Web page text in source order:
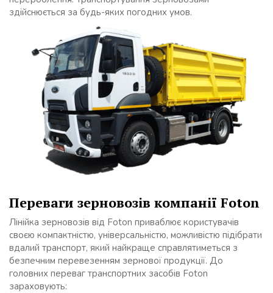
здійснюється за будь-яких погодних умов.
Переваги зерновозів компанії Foton
Лінійка зерновозів від Foton приваблює користувачів
своєю компактністю, універсальністю, можливістю підібрати
вдалий транспорт, який найкраще справлятиметься з
безпечним перевезенням зернової продукції. До
головних переваг транспортних засобів Foton
зараховують: